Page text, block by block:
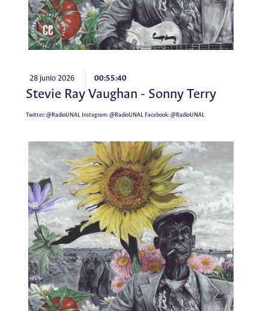
28 junio 2026 00:55:40
Stevie Ray Vaughan - Sonny Terry
Twitter:@RadioUNALInstagram:@RadioUNALFacebook:@RadioUNAL